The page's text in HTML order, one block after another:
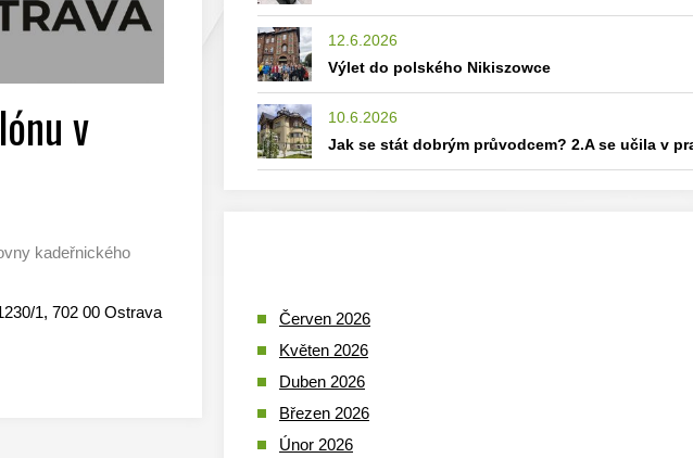
v
kadeřnického
1, 702 00 Ostrava
12.6.2026
Výlet do polského Nikiszowce
10.6.2026
Jak se stát dobrým průvodcem? 2.A se učila v
Červen 2026
Květen 2026
Duben 2026
Březen 2026
Únor 2026